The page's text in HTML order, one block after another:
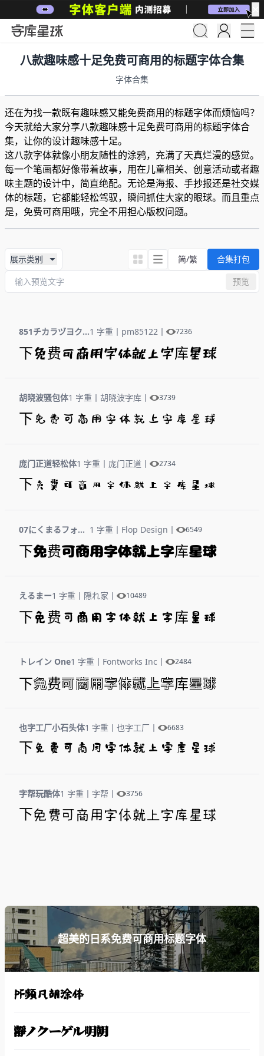
八款趣味感十足免费可商用的标题字体合集
字体合集
还在为找一款既有趣味感又能免费商用的标题字体而烦恼吗？
今天就给大家分享八款趣味感十足免费可商用的标题字体合
集，让你的设计趣味感十足。
这八款字体就像小朋友随性的涂鸦，充满了天真烂漫的感觉。
每一个笔画都好像带着故事，用在儿童相关、创意活动或者趣
味主题的设计中，简直绝配。无论是海报、手抄报还是社交媒
体的标题，它都能轻松驾驭，瞬间抓住大家的眼球。而且重点
是，免费可商用哦，完全不用担心版权问题。
展示类别 简/繁
合集打包
预览
851チカラヅヨク-かなA1 字重 丨 pm85122 丨 7236
下免费可商用字体就上字库星球
胡晓波骚包体1 字重 丨 胡晓波字库 丨 3739
下免费可商用字体就上字库星球
庞门正道轻松体1 字重 丨 庞门正道 丨 2734
下免费可商用字体就上字库星球
07にくまるフォント 1 字重 丨 Flop Design 丨 6549
下免费可商用字体就上字库星球
えるまー1 字重 丨 隠れ家 丨 10489
下免费可商用字体就上字库星球
トレイン One1 字重 丨 Fontworks Inc 丨 2484
下免费可商用字体就上字库星球
也字工厂小石头体1 字重 丨 也字工厂 丨 6683
下免费可商用字体就上字库星球
字帮玩酷体1 字重 丨 字帮 丨 3756
下免费可商用字体就上字库星球
超美的日系免费可商用标题字体
PF频凡胡涂体
瀞ノクーゲル明朝